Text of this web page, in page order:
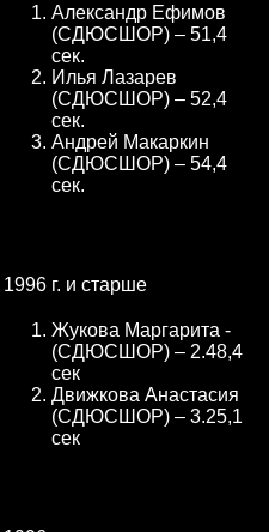
Александр Ефимов
(СДЮСШОР) – 51,4
сек.
Илья Лазарев
(СДЮСШОР) – 52,4
сек.
Андрей Макаркин
(СДЮСШОР) – 54,4
сек.
1996 г. и старше
Жукова Маргарита -
(СДЮСШОР) – 2.48,4
сек
Движкова Анастасия
(СДЮСШОР) – 3.25,1
сек